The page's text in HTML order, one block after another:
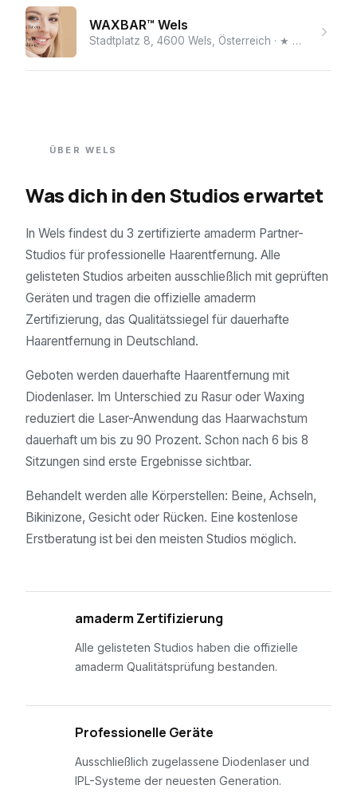
WAXBAR™ Wels
Stadtplatz 8, 4600 Wels, Österreich · ★ 4.9 (96)
ÜBER WELS
Was dich in den Studios erwartet
In Wels findest du 3 zertifizierte amaderm Partner-
Studios für professionelle Haarentfernung. Alle
gelisteten Studios arbeiten ausschließlich mit geprüften
Geräten und tragen die offizielle amaderm
Zertifizierung, das Qualitätssiegel für dauerhafte
Haarentfernung in Deutschland.
Geboten werden dauerhafte Haarentfernung mit
Diodenlaser. Im Unterschied zu Rasur oder Waxing
reduziert die Laser-Anwendung das Haarwachstum
dauerhaft um bis zu 90 Prozent. Schon nach 6 bis 8
Sitzungen sind erste Ergebnisse sichtbar.
Behandelt werden alle Körperstellen: Beine, Achseln,
Bikinizone, Gesicht oder Rücken. Eine kostenlose
Erstberatung ist bei den meisten Studios möglich.
amaderm Zertifizierung
Alle gelisteten Studios haben die offizielle
amaderm Qualitätsprüfung bestanden.
Professionelle Geräte
Ausschließlich zugelassene Diodenlaser und
IPL-Systeme der neuesten Generation.